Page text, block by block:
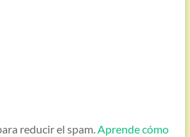
reducir el spam.Aprende cómo